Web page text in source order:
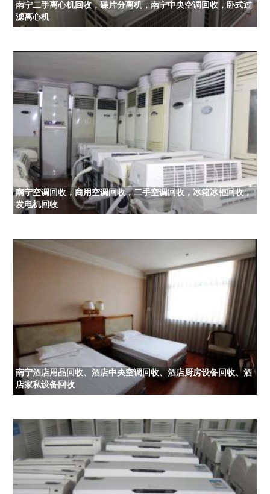
南宁二手离心机回收，碟片分离机，南宁中央空调回收，卧式过
滤离心机
南宁空调回收，商用空调回收，二手空调回收，冰箱冰柜回收，
发电机回收
南宁酒店用品回收、酒店中央空调回收、酒店厨房设备回收、酒
店家私设备回收